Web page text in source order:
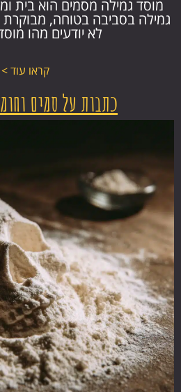
מוסד גמילה מסמים הוא בית
גמילה בסביבה בטוחה,
לא יודעים מהו
קראו עוד >
כתבות על סמים